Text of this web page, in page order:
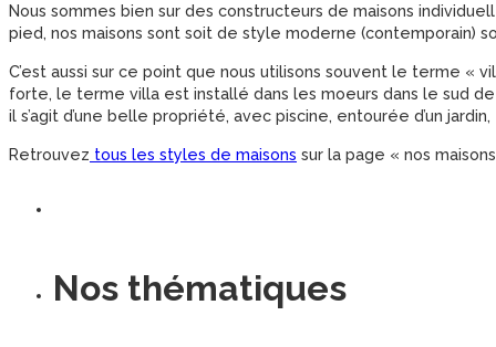
Nous sommes bien sur des constructeurs de maisons
pied, nos maisons sont soit de style moderne (contemporain)
C’est aussi sur ce point que nous utilisons souvent le terme
forte, le terme villa est installé dans les moeurs dans le sud
il s’agit d’une belle propriété, avec piscine, entourée d’un
Retrouvez tous les styles de maisons sur la page « nos
Nos thématiques